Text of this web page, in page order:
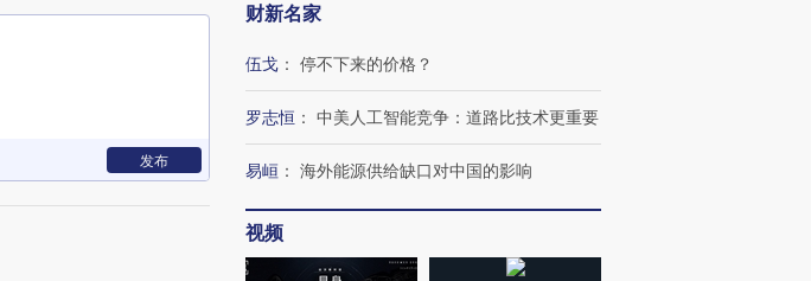
发布
财新名家
伍戈 ： 停不下来的价格？
罗志恒 ： 中美人工智能竞争：道路比技术更重要
易峘 ： 海外能源供给缺口对中国的影响
视频